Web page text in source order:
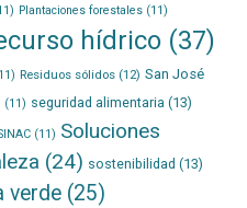
Plantaciones forestales(11)
hídrico(37)
Residuos sólidos(12) San José
(11) seguridad alimentaria (13)
(11) Soluciones
(24) sostenibilidad (13)
verde(25)